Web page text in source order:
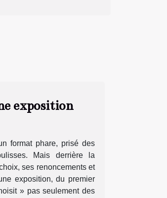
exposition
format phare, prisé des
Mais derrière la
ses renoncements et
exposition, du premier
» pas seulement des